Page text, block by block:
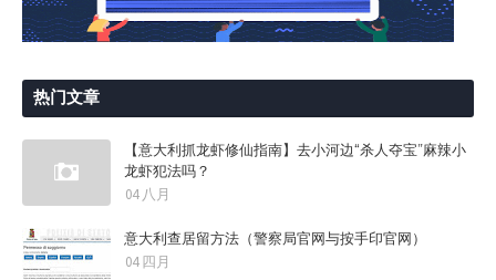
热门文章
【意大利抓龙虾修仙指南】去小河边“杀人夺宝”麻辣小
龙虾犯法吗？
04 八月
意大利查居留方法（警察局官网与按手印官网）
04 四月